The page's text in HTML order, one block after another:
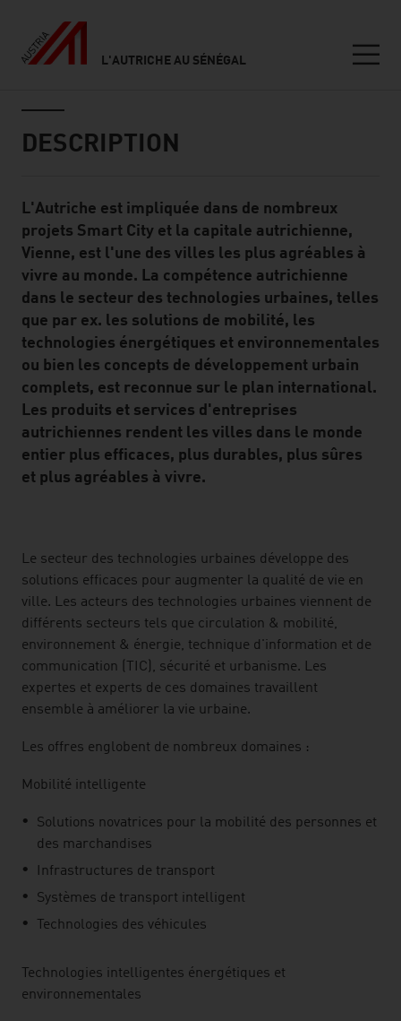
L'AUTRICHE AU SÉNÉGAL
DESCRIPTION
Standard Content Module
L'Autriche est impliquée dans de nombreux
projets Smart City et la capitale autrichienne,
Vienne, est l'une des villes les plus agréables à
vivre au monde. La compétence autrichienne
dans le secteur des technologies urbaines, telles
que par ex. les solutions de mobilité, les
technologies énergétiques et environnementales
ou bien les concepts de développement urbain
complets, est reconnue sur le plan international.
Les produits et services d'entreprises
autrichiennes rendent les villes dans le monde
entier plus efficaces, plus durables, plus sûres
et plus agréables à vivre.
listen
Le secteur des technologies urbaines développe des
solutions efficaces pour augmenter la qualité de vie en
ville. Les acteurs des technologies urbaines viennent de
différents secteurs tels que circulation & mobilité,
environnement & énergie, technique d'information et de
communication (TIC), sécurité et urbanisme. Les
expertes et experts de ces domaines travaillent
ensemble à améliorer la vie urbaine.
Les offres englobent de nombreux domaines :
Mobilité intelligente
Solutions novatrices pour la mobilité des personnes et
des marchandises
Infrastructures de transport
Systèmes de transport intelligent
Technologies des véhicules
Technologies intelligentes énergétiques et
environnementales